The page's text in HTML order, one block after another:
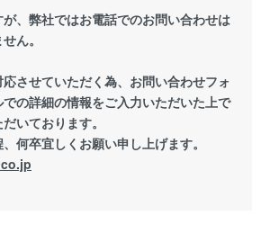
、弊社ではお電話でのお問い合わせは
ん。
させていただく為、お問い合わせフォ
の詳細の情報をご入力いただいた上で
いております。
何卒宜しくお願い申し上げます。